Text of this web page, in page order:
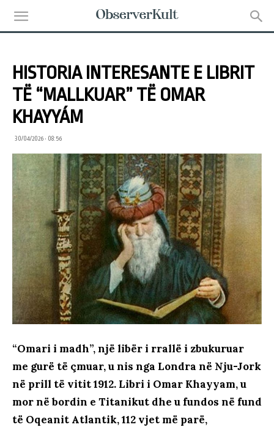
HISTORIA INTERESANTE E LIBRIT
TË “MALLKUAR” TË OMAR
KHAYYÁM
30/04/2026 • 08:56
“Omari i madh”, një libër i rrallë i zbukuruar
me gurë të çmuar, u nis nga Londra në Nju-Jork
në prill të vitit 1912. Libri i Omar Khayyam, u
mor në bordin e Titanikut dhe u fundos në fund
të Oqeanit Atlantik, 112 vjet më parë,